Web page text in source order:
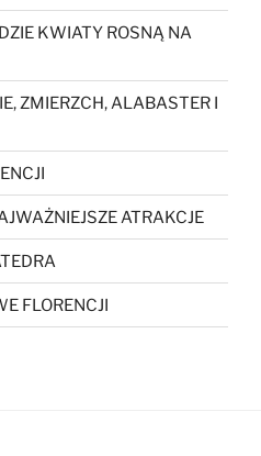
KWIATY ROSNĄ NA
ZMIERZCH, ALABASTER I
ATRAKCJE
FLORENCJI